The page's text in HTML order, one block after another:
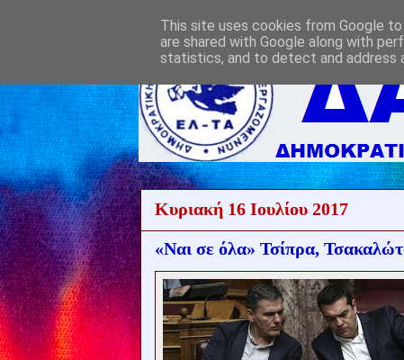
Κυριακή 16 Ιουλίου 2017
«Ναι σε όλα» Τσίπρα,
This site uses cookies from Google
are shared with Google along with
statistics, and to detect and address